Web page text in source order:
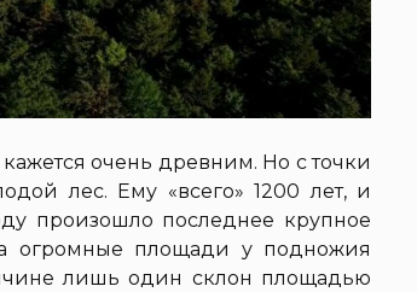
очень древним. Но с точки
лес. Ему «всего» 1200 лет, и
произошло последнее крупное
огромные площади у подножия
лишь один склон площадью